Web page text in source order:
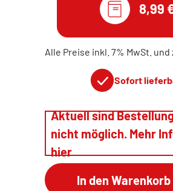
8,99
Alle Preise inkl. 7% MwSt. und
Sofort
Aktuell sind
nicht möglich. Mehr
hier